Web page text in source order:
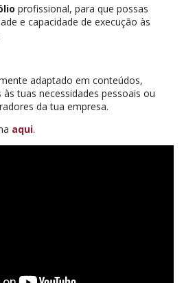
profissional, para que possas
e capacidade de execução às
adaptado em conteúdos,
tuas necessidades pessoais ou
da tua empresa.
aqui.